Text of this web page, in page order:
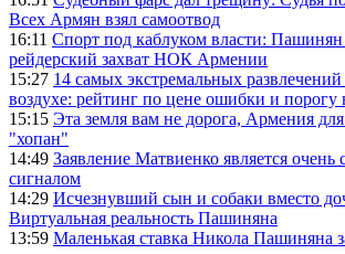
Всех Армян взял самоотвод
16:11 Спорт под каблуком власти: Пашинян
рейдерский захват НОК Армении
15:27 14 самых экстремальных
воздухе: рейтинг по цене ошибки и порогу
15:15 Эта земля вам не дорога, Армения
"хопан"
14:49 Заявление Матвиенко является очень
сигналом
14:29 Исчезнувший сын и собаки вместо
Виртуальная реальность Пашиняна
13:59 Маленькая ставка Никола Пашиняна